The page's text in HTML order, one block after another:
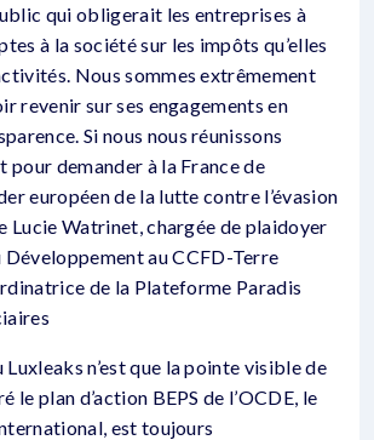
qui obligerait les entreprises à
à la société sur les impôts qu’elles
Nous sommes extrêmement
revenir sur ses engagements en
Si nous nous réunissons
pour demander à la France de
européen de la lutte contre l’évasion
Lucie Watrinet, chargée de plaidoyer
Développement au CCFD-Terre
de la Plateforme Paradis
Luxleaks n’est que la pointe visible de
le plan d’action BEPS de l’OCDE, le
est toujours